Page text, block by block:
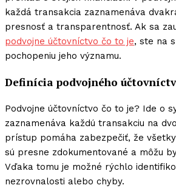
každá transakcia zaznamenáva
presnosť a transparentnosť. Ak sa
podvojne účtovníctvo čo to je, ste na
pochopeniu jeho významu.
Definícia podvojného
Podvojne účtovníctvo čo to je? Ide o
zaznamenáva každú transakciu na
prístup pomáha zabezpečiť, že
sú presne zdokumentované a môžu
Vďaka tomu je možné rýchlo
nezrovnalosti alebo chyby.